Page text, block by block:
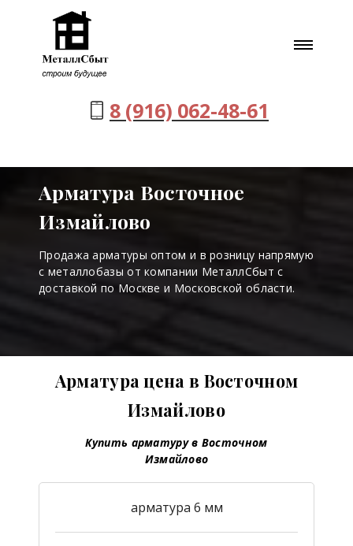
8 (916) 062-48-61
Арматура Восточное
Измайлово
Продажа арматуры оптом и в розницу напрямую
с металлобазы от компании МеталлСбыт с
доставкой по Москве и Московской области.
Арматура цена в Восточном
Измайлово
Купить арматуру в Восточном
Измайлово
арматура 6 мм